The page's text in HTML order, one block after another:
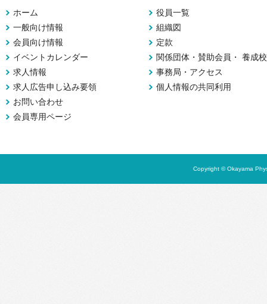
ホーム
一般向け情報
会員向け情報
イベントカレンダー
求人情報
求人広告申し込み要領
お問い合わせ
会員専用ページ
役員一覧
組織図
定款
関係団体・賛助会員・ 養成校
事務局・アクセス
個人情報の共同利用
Copyright © Okayama